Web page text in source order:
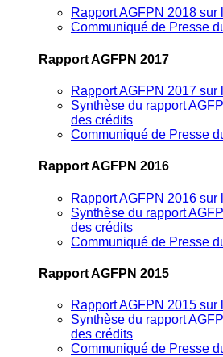
Rapport AGFPN 2018
Communiqué de Presse
Rapport AGFPN 2017
Rapport AGFPN 2017
Synthèse du rapport
des crédits
Communiqué de Presse
Rapport AGFPN 2016
Rapport AGFPN 2016
Synthèse du rapport
des crédits
Communiqué de Presse
Rapport AGFPN 2015
Rapport AGFPN 2015
Synthèse du rapport
des crédits
Communiqué de Presse